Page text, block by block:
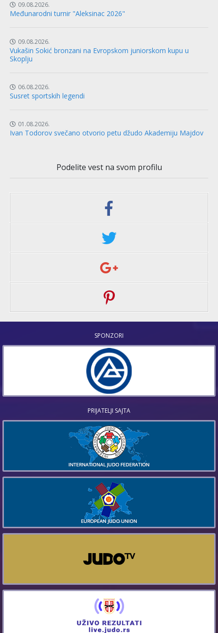
09.08.2026.
Međunarodni turnir "Aleksinac 2026"
09.08.2026.
Vukašin Sokić bronzani na Evropskom juniorskom kupu u
Skoplju
06.08.2026.
Susret sportskih legendi
01.08.2026.
Ivan Todorov svečano otvorio petu džudo Akademiju Majdov
Podelite vest na svom profilu
SPONZORI
PRIJATELJI SAJTA